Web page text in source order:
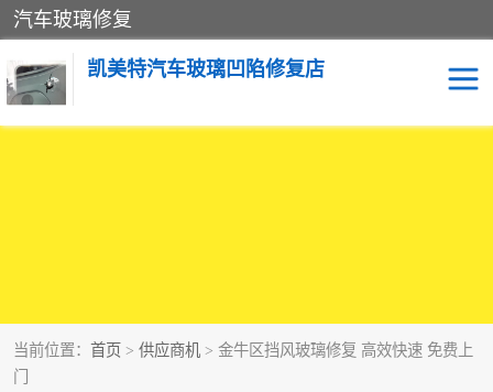
汽车玻璃修复
凯美特汽车玻璃凹陷修复店
当前位置： 首页 > 供应商机 > 金牛区挡风玻璃修复 高效快速 免费上
门